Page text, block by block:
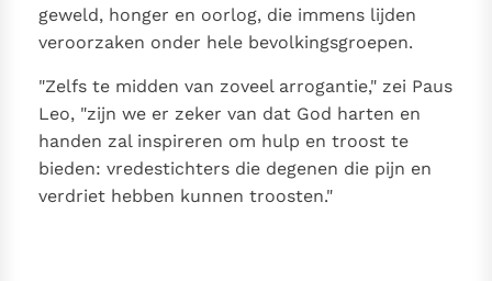
geweld, honger en oorlog, die immens lijden
veroorzaken onder hele bevolkingsgroepen.
"Zelfs te midden van zoveel arrogantie," zei Paus
Leo, "zijn we er zeker van dat God harten en
handen zal inspireren om hulp en troost te
bieden: vredestichters die degenen die pijn en
verdriet hebben kunnen troosten."